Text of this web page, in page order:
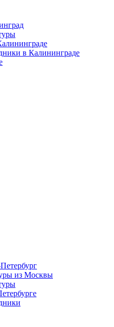
в Калининграде
из Москвы